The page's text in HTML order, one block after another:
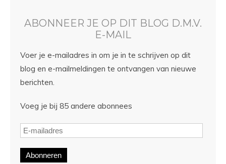
ABONNEER JE OP DIT BLOG D.M.V.
E-MAIL
Voer je e-mailadres in om je in te schrijven op dit
blog en e-mailmeldingen te ontvangen van nieuwe
berichten.
Voeg je bij 85 andere abonnees
Abonneren